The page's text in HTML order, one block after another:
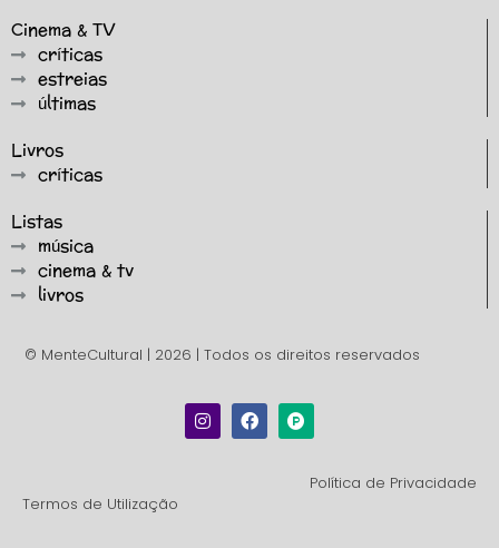
Cinema & TV
críticas
estreias
últimas
Livros
críticas
Listas
música
cinema & tv
livros
© MenteCultural | 2026 | Todos os direitos reservados
Política de Privacidade
Termos de Utilização